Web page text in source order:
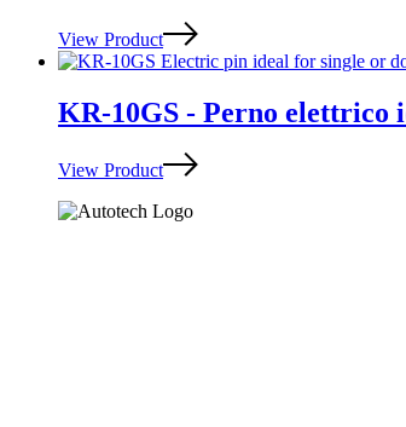
View Product
KR-10GS - Perno elettrico
View Product